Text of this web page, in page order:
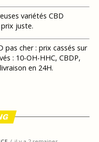
variétés CBD
juste.
pas cher : prix cassés sur
: 10-OH-HHC, CBDP,
en 24H.